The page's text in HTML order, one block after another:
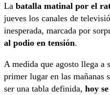
La batalla matinal por el
jueves los canales de
inesperada, marcada por
al podio en tensión.
A medida que agosto llega a
primer lugar en las mañanas
ser una tabla definida, hoy